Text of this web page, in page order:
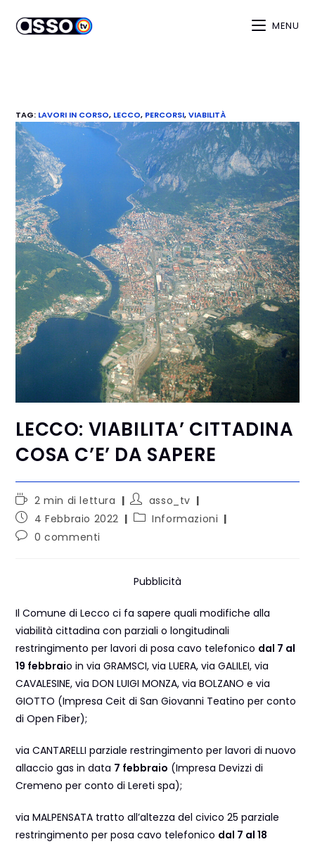
MENU
TAG: LAVORI IN CORSO, LECCO, PERCORSI, VIABILITÀ
LECCO: VIABILITA’ CITTADINA
COSA C’E’ DA SAPERE
2 min di lettura
asso_tv
4 Febbraio 2022
Informazioni
0 commenti
Pubblicità
Il Comune di Lecco ci fa sapere quali modifiche alla
viabilità cittadina con parziali o longitudinali
restringimento per lavori di posa cavo telefonico dal 7 al
19 febbraio in via GRAMSCI, via LUERA, via GALILEI, via
CAVALESINE, via DON LUIGI MONZA, via BOLZANO e via
GIOTTO (Impresa Ceit di San Giovanni Teatino per conto
di Open Fiber);
via CANTARELLI parziale restringimento per lavori di nuovo
allaccio gas in data 7 febbraio (Impresa Devizzi di
Cremeno per conto di Lereti spa);
via MALPENSATA tratto all’altezza del civico 25 parziale
restringimento per posa cavo telefonico dal 7 al 18